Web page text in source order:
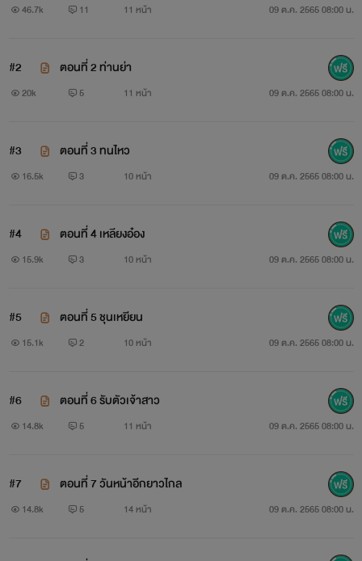
46.7k 11 11 หน้า 09 ต.ค. 2565 08:00 น.
#2 ตอนที่ 2 ท่านย่า
20k 5 11 หน้า 09 ต.ค. 2565 08:00 น.
#3 ตอนที่ 3 ทนไหว
16.5k 3 10 หน้า 09 ต.ค. 2565 08:00 น.
#4 ตอนที่ 4 เหลียงอ๋อง
15.9k 3 10 หน้า 09 ต.ค. 2565 08:00 น.
#5 ตอนที่ 5 ชุนเหยียน
15.1k 2 10 หน้า 09 ต.ค. 2565 08:00 น.
#6 ตอนที่ 6 รับตัวเจ้าสาว
14.8k 5 11 หน้า 09 ต.ค. 2565 08:00 น.
#7 ตอนที่ 7 วันหน้าอีกยาวไกล
14.8k 5 14 หน้า 09 ต.ค. 2565 08:00 น.